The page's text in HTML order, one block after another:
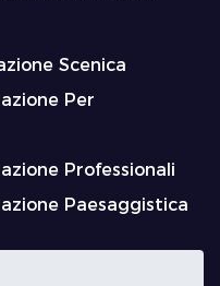
Scenica
Per
Professionali
Paesaggistica